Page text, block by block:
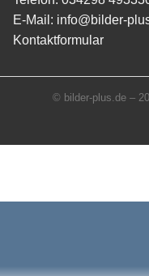
E-Mail: info@bilder-
Kontaktformular
© bilder-plus.de –